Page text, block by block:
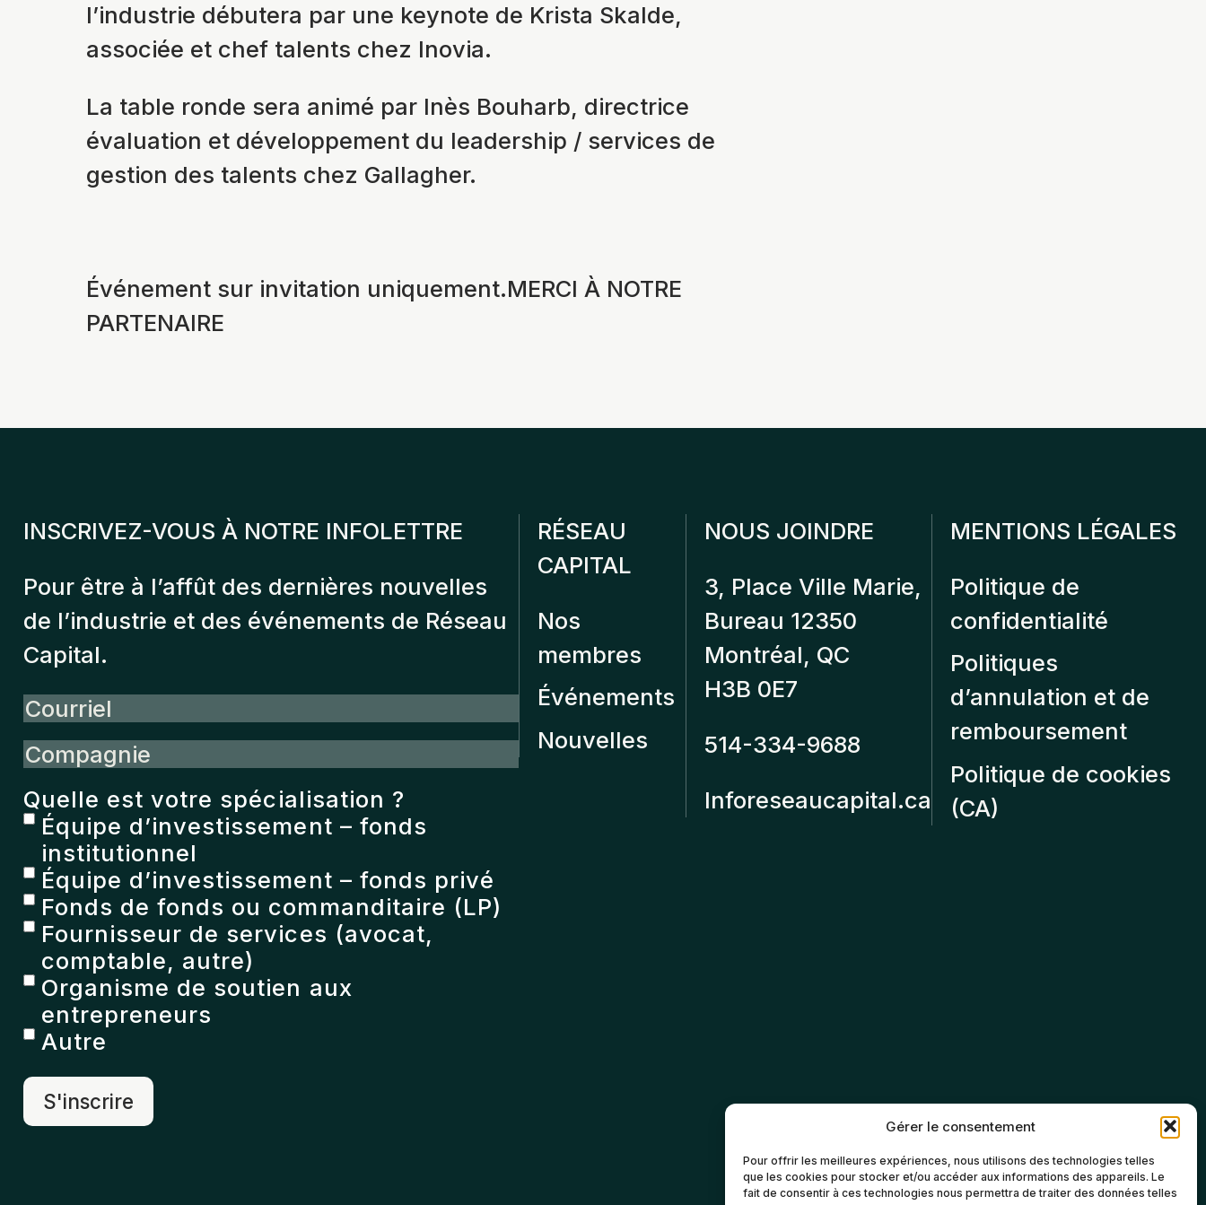
Gérer le consentement
Pour offrir les meilleures expériences, nous utilisons des technologies telles
que les cookies pour stocker et/ou accéder aux informations des appareils. Le
fait de consentir à ces technologies nous permettra de traiter des données telles
l’industrie débutera par une keynote de Krista Skalde,
associée et chef talents chez Inovia.
La table ronde sera animé par Inès Bouharb, directrice
évaluation et développement du leadership / services de
gestion des talents chez Gallagher.
Événement sur invitation uniquement.MERCI À NOTRE
PARTENAIRE
INSCRIVEZ-VOUS À NOTRE INFOLETTRE
Pour être à l’affût des dernières nouvelles
de l’industrie et des événements de Réseau
Capital.
Courriel
Compagnie
Quelle est votre spécialisation ?
Équipe d’investissement – fonds
institutionnel
Équipe d’investissement – fonds privé
Fonds de fonds ou commanditaire (LP)
Fournisseur de services (avocat,
comptable, autre)
Organisme de soutien aux
entrepreneurs
Autre
RÉSEAU
CAPITAL
Nos
membres
Événements
Nouvelles
NOUS JOINDRE
3, Place Ville Marie,
Bureau 12350
Montréal, QC
H3B 0E7
514-334-9688
Inforeseaucapital.ca
MENTIONS LÉGALES
Politique de
confidentialité
Politiques
d’annulation et de
remboursement
Politique de cookies
(CA)